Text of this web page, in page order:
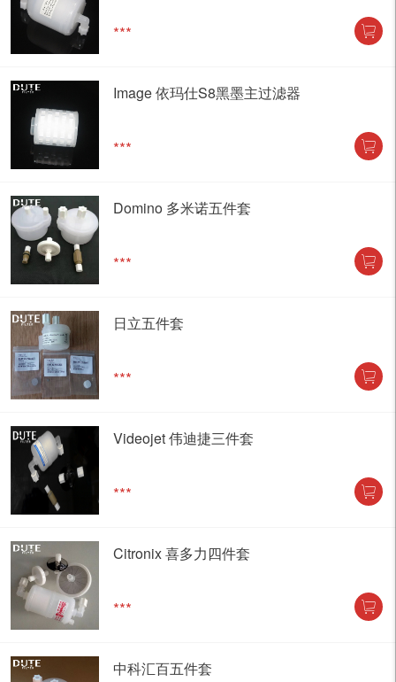
***
Image 依玛仕S8黑墨主过滤器
***
Domino 多米诺五件套
***
日立五件套
***
Videojet 伟迪捷三件套
***
Citronix 喜多力四件套
***
中科汇百五件套